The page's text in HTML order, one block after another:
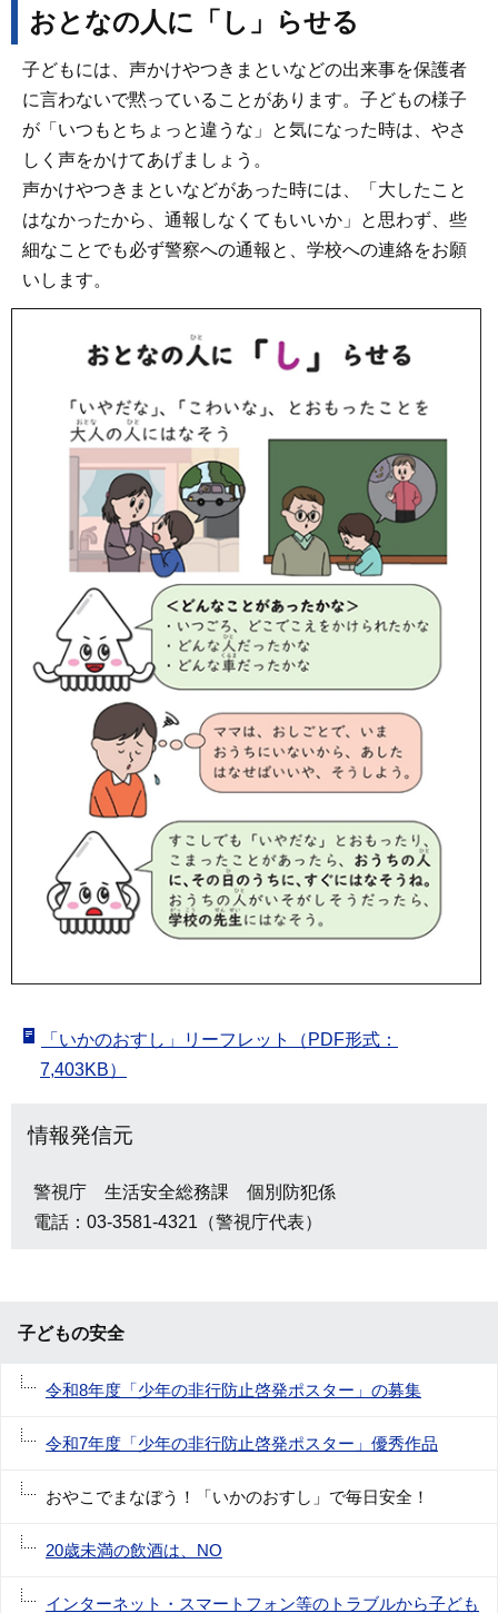
おとなの人に「し」らせる
子どもには、声かけやつきまといなどの出来事を保護者
に言わないで黙っていることがあります。子どもの様子
が「いつもとちょっと違うな」と気になった時は、やさ
しく声をかけてあげましょう。
声かけやつきまといなどがあった時には、「大したこと
はなかったから、通報しなくてもいいか」と思わず、些
細なことでも必ず警察への通報と、学校への連絡をお願
いします。
「いかのおすし」リーフレット（PDF形式：
7,403KB）
情報発信元
警視庁 生活安全総務課 個別防犯係
電話：03-3581-4321（警視庁代表）
子どもの安全
令和8年度「少年の非行防止啓発ポスター」の募集
令和7年度「少年の非行防止啓発ポスター」優秀作品
おやこでまなぼう！「いかのおすし」で毎日安全！
20歳未満の飲酒は、NO
インターネット・スマートフォン等のトラブルから子ども